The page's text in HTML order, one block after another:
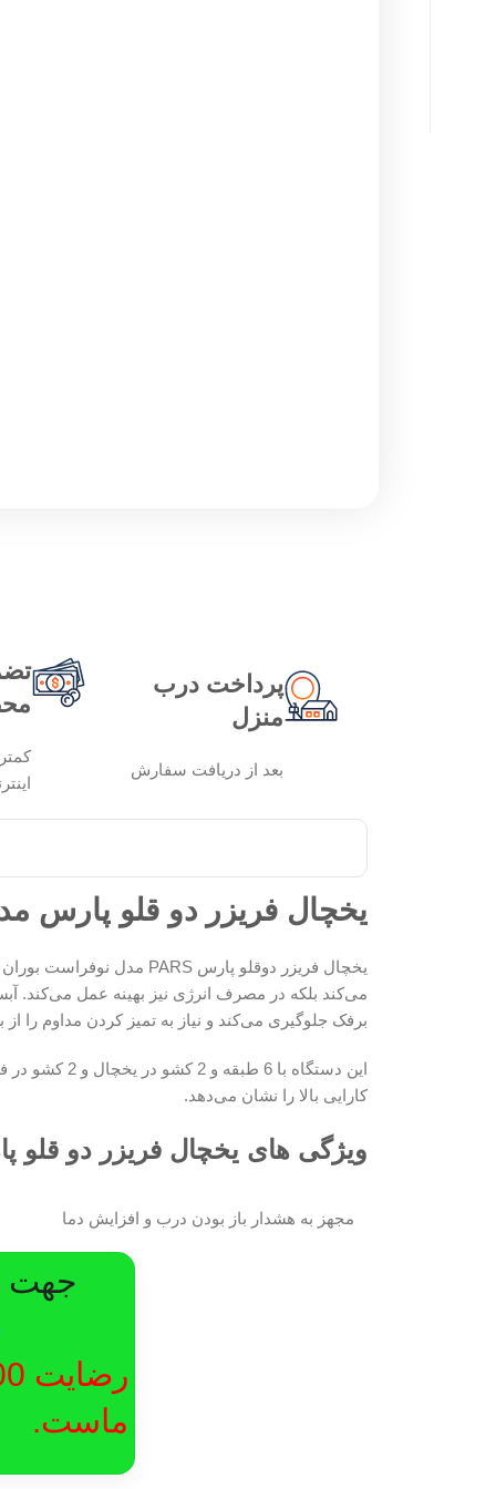
پرداخت درب
منزل
بعد از دریافت سفارش
یخچال فریزر دو قلو پارس
یخچال فریزر دوقلو پارس PARS مدل نوفراست بوران پلاس با آبسردکن، با ظرفیت کل 30 فوت و گرید انرژی
می‌کند بلکه در مصرف انرژی نیز بهینه عمل می‌کند.
برفک جلوگیری می‌کند و نیاز به تمیز کردن مداوم را از
این
کارایی بالا را نشان می‌دهد.
ویژگی های یخچال فریزر دو قلو
مجهز به هشدار باز بودن درب و افزایش دما
جهت
ماست.